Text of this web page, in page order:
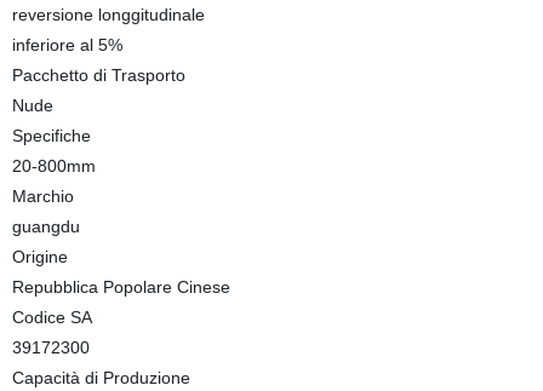
reversione longgitudinale
inferiore al 5%
Pacchetto di Trasporto
Nude
Specifiche
20-800mm
Marchio
guangdu
Origine
Repubblica Popolare Cinese
Codice SA
39172300
Capacità di Produzione